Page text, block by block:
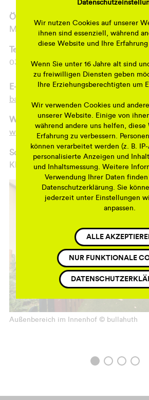
Öffnungszeiten
Mo. – Fr. 07:00 – 17:00 Uhr
Telefonnummer
030-37461670
E-Mail
baume@kita-traumfaenger.de
Webseite
www.kita-traumfaenger.de
Sortiment
Kleine familiäre Kita
Außenbereich im Innenhof © bullahuth
Wir nutzen Cookies auf unserer
ihnen sind essenziell, während
diese Website und Ihre
Wenn Sie unter 16 Jahre alt sind
zu freiwilligen Diensten geben
Ihre Erziehungsberechtigten um
Wir verwenden Cookies und
unserer Website. Einige von
während andere uns helfen, diese
Erfahrung zu verbessern.
können verarbeitet werden (z. B.
personalisierte Anzeigen und
und Inhaltsmessung. Weitere
Verwendung Ihrer Daten
Datenschutzerklärung. Sie
jederzeit unter Einstellungen
anpassen.
ALLE
NUR FUNKTIONALE